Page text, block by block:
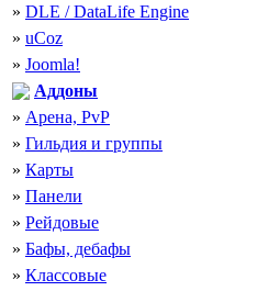
» DLE / DataLife Engine
» uCoz
» Joomla!
Аддоны
» Арена, PvP
» Гильдия и группы
» Карты
» Панели
» Рейдовые
» Бафы, дебафы
» Классовые